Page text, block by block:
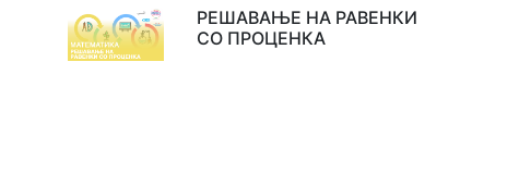
РЕШАВАЊЕ НА РАВЕНКИ
СО ПРОЦЕНКА